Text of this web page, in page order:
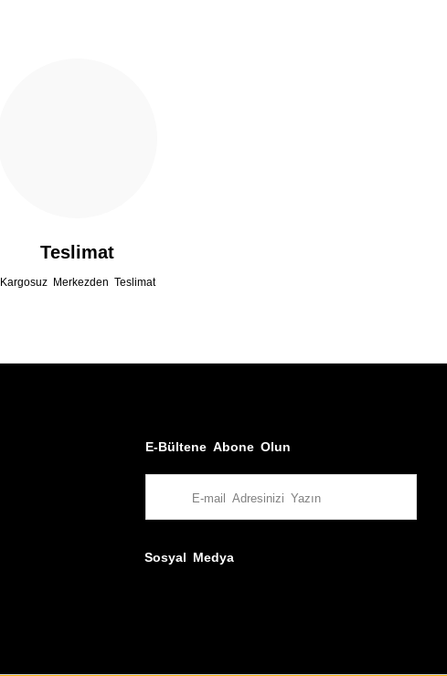
Teslimat
Kargosuz Merkezden Teslimat
E-Bültene Abone Olun
Sosyal Medya